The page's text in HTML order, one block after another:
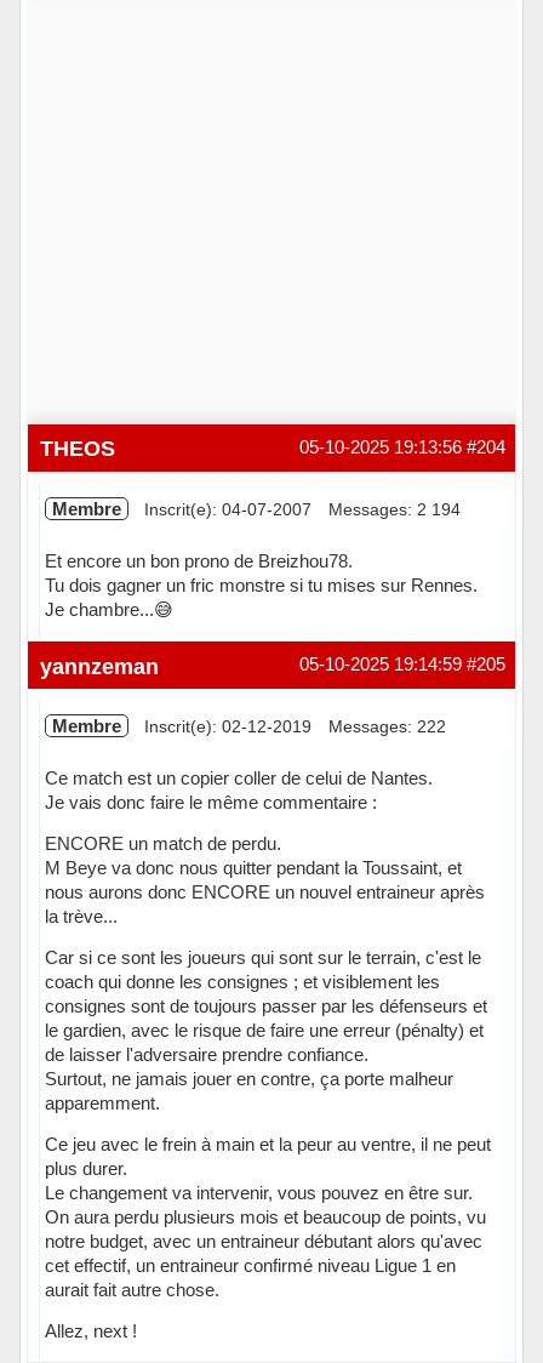
#204
05-10-2025 19:13:56
THEOS
Membre Inscrit(e): 04-07-2007 Messages: 2 194
Et encore un bon prono de Breizhou78.
Tu dois gagner un fric monstre si tu mises sur Rennes.
Je chambre...😅
Hors ligne #205
05-10-2025 19:14:59
yannzeman
Membre Inscrit(e): 02-12-2019 Messages: 222
Ce match est un copier coller de celui de Nantes.
Je vais donc faire le même commentaire :
ENCORE un match de perdu.
M Beye va donc nous quitter pendant la Toussaint, et
nous aurons donc ENCORE un nouvel entraineur après
la trève...
Car si ce sont les joueurs qui sont sur le terrain, c'est le
coach qui donne les consignes ; et visiblement les
consignes sont de toujours passer par les défenseurs et
le gardien, avec le risque de faire une erreur (pénalty) et
de laisser l'adversaire prendre confiance.
Surtout, ne jamais jouer en contre, ça porte malheur
apparemment.
Ce jeu avec le frein à main et la peur au ventre, il ne peut
plus durer.
Le changement va intervenir, vous pouvez en être sur.
On aura perdu plusieurs mois et beaucoup de points, vu
notre budget, avec un entraineur débutant alors qu'avec
cet effectif, un entraineur confirmé niveau Ligue 1 en
aurait fait autre chose.
Allez, next !